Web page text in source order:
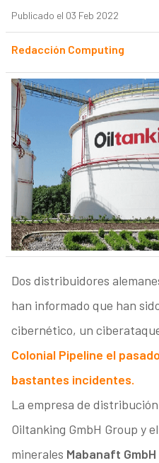
Publicado el 03 Feb 2022
Redacción Computing
Dos distribuidores
han informado que han
cibernético, un
Colonial Pipeline el
bastantes incidentes.
La empresa de
Oiltanking GmbH Group y
minerales Mabanaft GmbH